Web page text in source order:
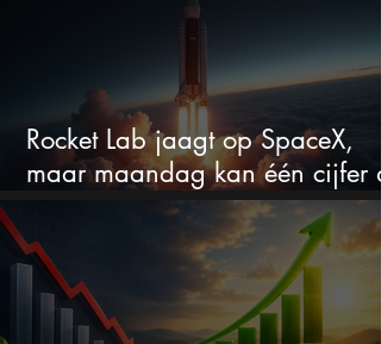
Rocket Lab jaagt op SpaceX,
maar maandag kan één cijfer
droom doorprikken?